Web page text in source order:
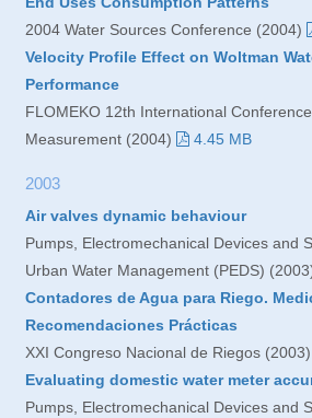
2004 Water Sources Conference (2004)
Velocity Profile Effect on Woltman
Performance
FLOMEKO 12th International
Measurement (2004)
4.45 MB
2003
Air valves dynamic behaviour
Pumps, Electromechanical Devices and
Urban Water Management (PEDS)
Contadores de Agua para Riego.
Recomendaciones Prácticas
XXI Congreso Nacional de Riegos (2003)
Evaluating domestic water meter
Pumps, Electromechanical Devices and